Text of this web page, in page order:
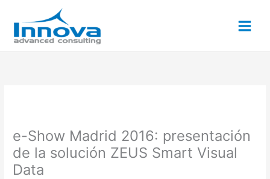
contenido
e-Show Madrid 2016: presentación
de la solución ZEUS Smart Visual
Data